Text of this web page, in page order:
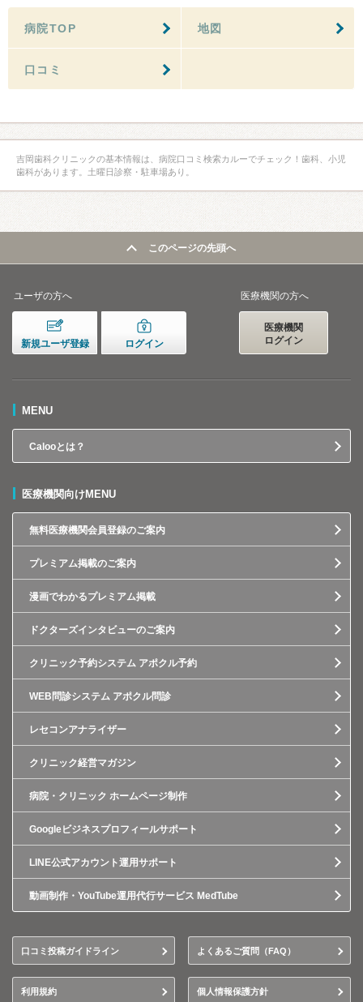
病院TOP 地図
口コミ
吉岡歯科クリニックの基本情報は、病院口コミ検索カルーでチェック！歯科、小児
歯科があります。土曜日診察・駐車場あり。
このページの先頭へ
ユーザの方へ
新規ユーザ登録 ログイン
医療機関の方へ
医療機関
ログイン
MENU
Calooとは？
医療機関向けMENU
無料医療機関会員登録のご案内
プレミアム掲載のご案内
漫画でわかるプレミアム掲載
ドクターズインタビューのご案内
クリニック予約システム アポクル予約
WEB問診システム アポクル問診
レセコンアナライザー
クリニック経営マガジン
病院・クリニック ホームページ制作
Googleビジネスプロフィールサポート
LINE公式アカウント運用サポート
動画制作・YouTube運用代行サービス MedTube
口コミ投稿ガイドライン よくあるご質問（FAQ）
利用規約 個人情報保護方針